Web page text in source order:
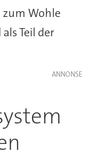
Wohle
Teil der